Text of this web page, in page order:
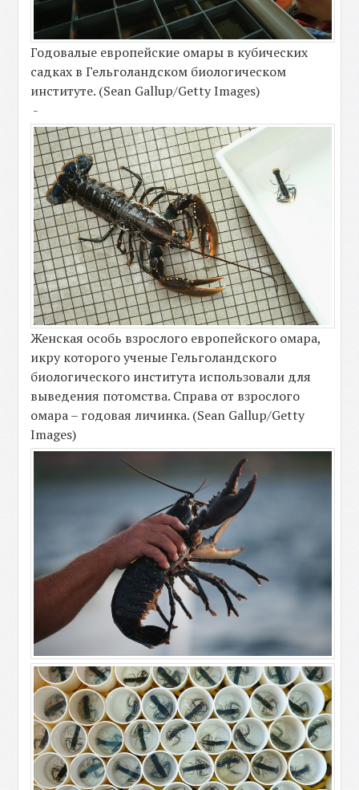
Годовалые европейские омары в кубических
садках в Гельголандском биологическом
институте. (Sean Gallup/Getty Images)
-
Женская особь взрослого европейского омара,
икру которого ученые Гельголандского
биологического института использовали для
выведения потомства. Справа от взрослого
омара – годовая личинка. (Sean Gallup/Getty
Images)